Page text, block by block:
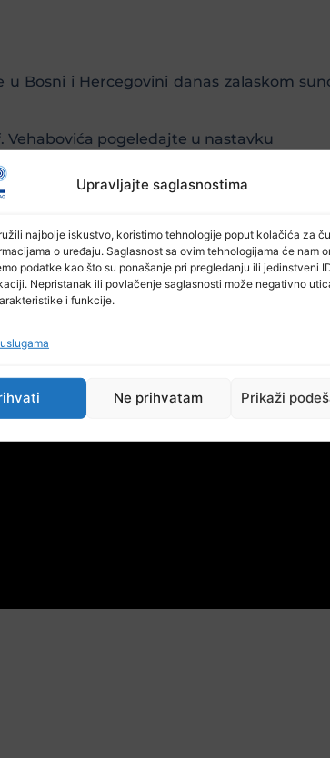
Upravljajte saglasnostima
najbolje iskustvo, koristimo tehnologije poput kolačića za
o uređaju. Saglasnost sa ovim tehnologijama će nam
podatke kao što su ponašanje pri pregledanju ili jedinstveni
Nepristanak ili povlačenje saglasnosti može negativno
i funkcije.
Ne prihvatam Prikaži
Bosni i Hercegovini danas zalaskom
pogeledajte u nastavku